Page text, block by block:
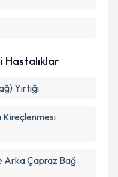
Hastalıklar
Yırtığı
Kireçlenmesi
Arka Çapraz Bağ